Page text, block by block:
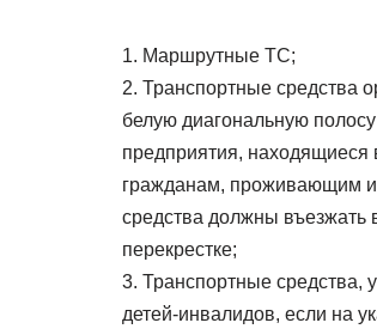
1. Маршрутные ТС;
2. Транспортные средства
белую диагональную
предприятия, находящиеся
гражданам, проживающим
средства должны въезжать
перекрестке;
3. Транспортные средства,
детей-инвалидов, если на